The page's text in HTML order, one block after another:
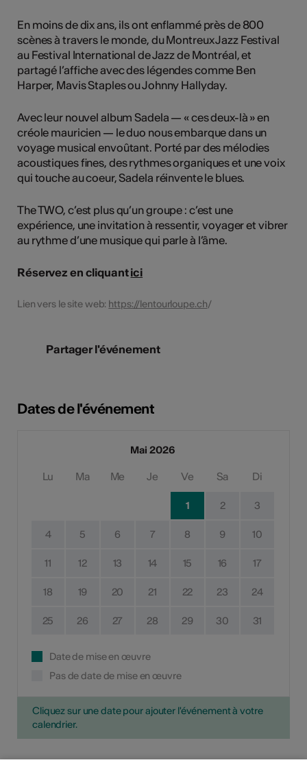
En moins de dix ans, ils ont enflammé près de 800
scènes à travers le monde, du Montreux Jazz Festival
au Festival International de Jazz de Montréal, et
partagé l’affiche avec des légendes comme Ben
Harper, Mavis Staples ou Johnny Hallyday.
Avec leur nouvel album Sadela — « ces deux-là » en
créole mauricien — le duo nous embarque dans un
voyage musical envoûtant. Porté par des mélodies
acoustiques fines, des rythmes organiques et une voix
qui touche au coeur, Sadela réinvente le blues.
The TWO, c’est plus qu’un groupe : c’est une
expérience, une invitation à ressentir, voyager et vibrer
au rythme d’une musique qui parle à l’âme.
Réservez en cliquantici
Lien vers le site web: https://lentourloupe.ch/
Partager l'événement
Dates de l'événement
Mai 2026
Lu Ma Me Je Ve Sa Di
1 2 3
4 5 6 7 8 9 10
11 12 13 14 15 16 17
18 19 20 21 22 23 24
25 26 27 28 29 30 31
Date de mise en œuvre
Pas de date de mise en œuvre
Cliquez sur une date pour ajouter l'événement à votre
calendrier.